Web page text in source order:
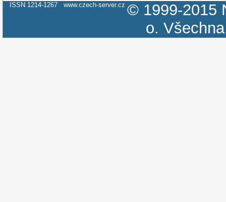
ISSN 1214-1267 www.czech-server.cz © 1999-2015
o.